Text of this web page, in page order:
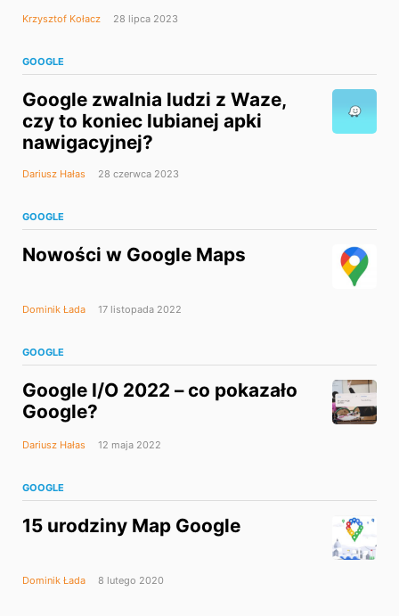
Krzysztof Kołacz 28 lipca 2023
GOOGLE
Google zwalnia ludzi z Waze,
czy to koniec lubianej apki
nawigacyjnej?
Dariusz Hałas 28 czerwca 2023
GOOGLE
Nowości w Google Maps
Dominik Łada 17 listopada 2022
GOOGLE
Google I/O 2022 – co pokazało
Google?
Dariusz Hałas 12 maja 2022
GOOGLE
15 urodziny Map Google
Dominik Łada 8 lutego 2020